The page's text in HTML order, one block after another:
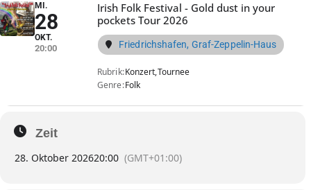
MI.
28
OKT.
20:00
Irish Folk Festival - Gold dust in your
pockets Tour 2026
Friedrichshafen, Graf-Zeppelin-Haus
Rubrik Konzert,Tournee
Genre Folk
Zeit
28. Oktober 202620:00 (GMT+01:00)